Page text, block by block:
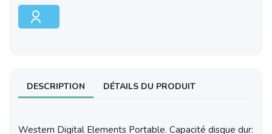
DESCRIPTION DÉTAILS DU PRODUIT
Western Digital Elements Portable. Capacité disque dur: